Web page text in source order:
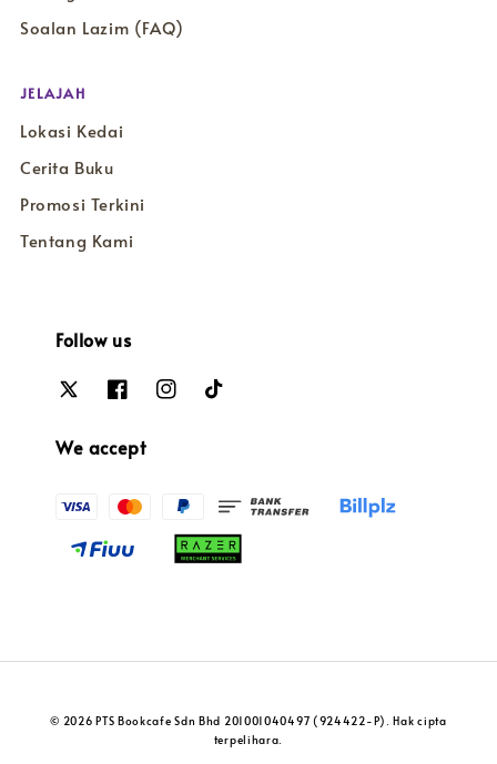
Soalan Lazim (FAQ)
JELAJAH
Lokasi Kedai
Cerita Buku
Promosi Terkini
Tentang Kami
Follow us
We accept
© 2026 PTS Bookcafe Sdn Bhd 201001040497 (924422-P). Hak cipta
terpelihara.